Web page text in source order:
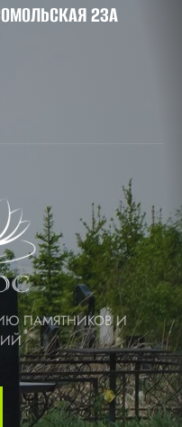
23А
ПАМЯТНИКОВ И